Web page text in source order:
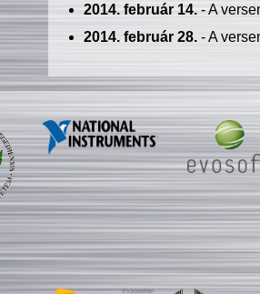
2014. február 14.- A
2014. február 28.- A